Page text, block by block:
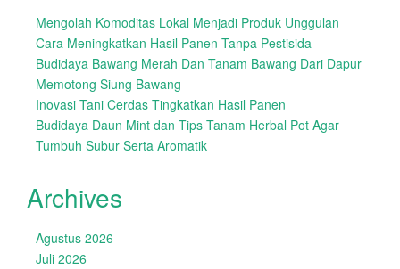
Mengolah Komoditas Lokal Menjadi Produk Unggulan
Cara Meningkatkan Hasil Panen Tanpa Pestisida
Budidaya Bawang Merah Dan Tanam Bawang Dari Dapur
Memotong Siung Bawang
Inovasi Tani Cerdas Tingkatkan Hasil Panen
Budidaya Daun Mint dan Tips Tanam Herbal Pot Agar
Tumbuh Subur Serta Aromatik
Archives
Agustus 2026
Juli 2026